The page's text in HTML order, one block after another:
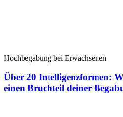
Hochbegabung bei Erwachsenen
Über 20 Intelligenzformen:
einen Bruchteil deiner